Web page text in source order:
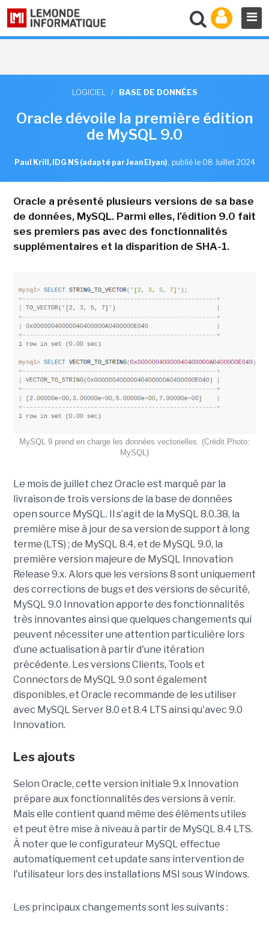
LOGICIEL / BASE DE DONNÉES
Oracle dévoile la première édition
de MySQL 9.0
Paul Krill, IDG NS (adapté par Jean Elyan) , publié le 08 Juillet 2024
Oracle a présenté plusieurs versions de sa base
de données, MySQL. Parmi elles, l'édition 9.0 fait
ses premiers pas avec des fonctionnalités
supplémentaires et la disparition de SHA-1.
MySQL 9 prend en charge les données vectorielles. (Crédit Photo:
MySQL)
Le mois de juillet chez Oracle est marqué par la
livraison de trois versions de la base de données
open source MySQL. Il s’agit de la MySQL 8.0.38, la
première mise à jour de sa version de support à long
terme (LTS) ; de MySQL 8.4, et de MySQL 9.0, la
première version majeure de MySQL Innovation
Release 9.x. Alors que les versions 8 sont uniquement
des corrections de bugs et des versions de sécurité,
MySQL 9.0 Innovation apporte des fonctionnalités
très innovantes ainsi que quelques changements qui
peuvent nécessiter une attention particulière lors
d’une actualisation à partir d'une itération
précédente. Les versions Clients, Tools et
Connectors de MySQL 9.0 sont également
disponibles, et Oracle recommande de les utiliser
avec MySQL Server 8.0 et 8.4 LTS ainsi qu'avec 9.0
Innovation.
Les ajouts
Selon Oracle, cette version initiale 9.x Innovation
prépare aux fonctionnalités des versions à venir.
Mais elle contient quand même des éléments utiles
et peut être mise à niveau à partir de MySQL 8.4 LTS.
À noter que le configurateur MySQL effectue
automatiquement cet update sans intervention de
l'utilisateur lors des installations MSI sous Windows.
Les principaux changements sont les suivants :